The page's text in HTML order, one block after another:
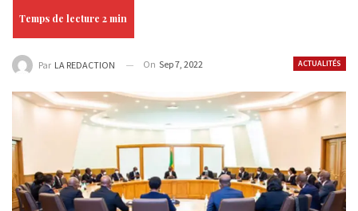
ACTUALITÉS
Par LA REDACTION On Sep 7, 2022